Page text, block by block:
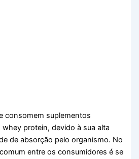
consomem suplementos
protein, devido à sua alta
de absorção pelo organismo. No
entre os consumidores é se